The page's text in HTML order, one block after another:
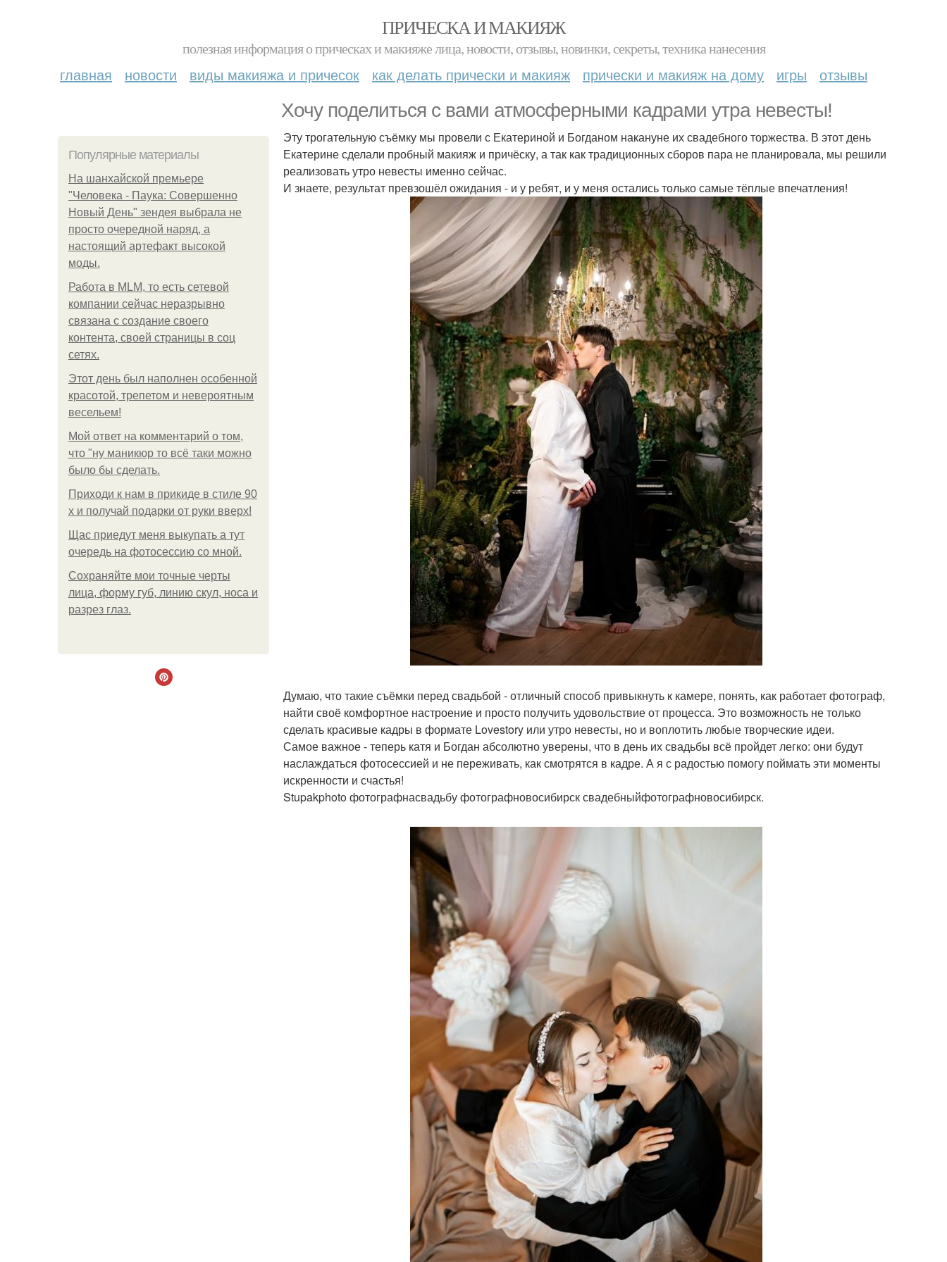
ПРИЧЕСКА И МАКИЯЖ
полезная информация о прическах и макияже лица, новости, отзывы, новинки, секреты, техника нанесения
главная новости виды макияжа и причесок как делать прически и макияж прически и макияж на дому игры отзывы
Хочу поделиться с вами атмосферными кадрами утра невесты!
Популярные материалы
На шанхайской премьере
"Человека - Паука: Совершенно
Новый День" зендея выбрала не
просто очередной наряд, а
настоящий артефакт высокой
моды.
Работа в MLM, то есть сетевой
компании сейчас неразрывно
связана с создание своего
контента, своей страницы в соц
сетях.
Этот день был наполнен особенной
красотой, трепетом и невероятным
весельем!
Мой ответ на комментарий о том,
что "ну маникюр то всё таки можно
было бы сделать.
Приходи к нам в прикиде в стиле 90
х и получай подарки от руки вверх!
Щас приедут меня выкупать а тут
очередь на фотосессию со мной.
Сохраняйте мои точные черты
лица, форму губ, линию скул, носа и
разрез глаз.
Эту трогательную съёмку мы провели с Екатериной и Богданом накануне их свадебного торжества. В этот день
Екатерине сделали пробный макияж и причёску, а так как традиционных сборов пара не планировала, мы решили
реализовать утро невесты именно сейчас.
И знаете, результат превзошёл ожидания - и у ребят, и у меня остались только самые тёплые впечатления!
Думаю, что такие съёмки перед свадьбой - отличный способ привыкнуть к камере, понять, как работает фотограф,
найти своё комфортное настроение и просто получить удовольствие от процесса. Это возможность не только
сделать красивые кадры в формате Lovestory или утро невесты, но и воплотить любые творческие идеи.
Самое важное - теперь катя и Богдан абсолютно уверены, что в день их свадьбы всё пройдет легко: они будут
наслаждаться фотосессией и не переживать, как смотрятся в кадре. А я с радостью помогу поймать эти моменты
искренности и счастья!
Stupakphoto фотографнасвадьбу фотографновосибирск свадебныйфотографновосибирск.